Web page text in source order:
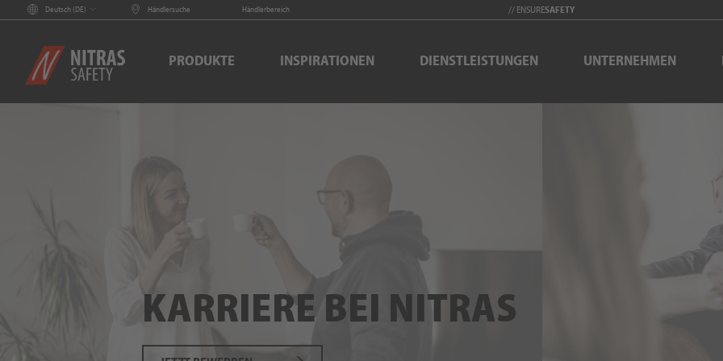
Deutsch (DE) Händlersuche Händlerbereich // ENSURESAFETY
PRODUKTE INSPIRATIONEN DIENSTLEISTUNGEN UNTERNEHMEN
KARRIERE BEI NITRAS